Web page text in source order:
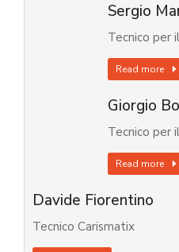
Sergio
Tecnico per
Read more
Giorgio
Tecnico per
Read more
Davide Fiorentino
Tecnico Carismatix